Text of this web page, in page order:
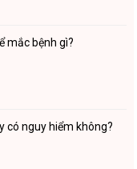
mắc bệnh gì?
có nguy hiểm không?